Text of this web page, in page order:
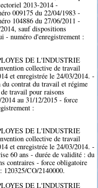
2013-2014 -
009175 du 22/04/1983 -
104886 du 27/06/2011 -
sauf dispositions
- numéro d'enregistrement :
DE L'INDUSTRIE
collective de travail
et enregistrée le 24/03/2014. -
contrat du travail et régime
travail pour raisons
au 31/12/2015 - force
:
DE L'INDUSTRIE
collective de travail
et enregistrée le 24/03/2014. -
60 ans - durée de validité : du
contraires - force obligatoire
120325/CO/2140000.
DE L'INDUSTRIE